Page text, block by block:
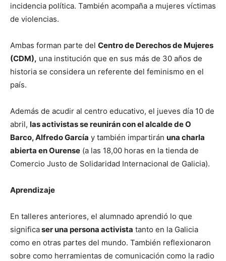
incidencia política. También acompaña a mujeres víctimas
de violencias.
Ambas forman parte del Centro de Derechos de Mujeres
(CDM), una institución que en sus más de 30 años de
historia se considera un referente del feminismo en el
país.
Además de acudir al centro educativo, el jueves día 10 de
abril, las activistas se reunirán con el alcalde de O
Barco, Alfredo García y también impartirán una charla
abierta en Ourense (a las 18,00 horas en la tienda de
Comercio Justo de Solidaridad Internacional de Galicia).
Aprendizaje
En talleres anteriores, el alumnado aprendió lo que
significaser una persona activista tanto en la Galicia
como en otras partes del mundo. También reflexionaron
sobre como herramientas de comunicación como la radio